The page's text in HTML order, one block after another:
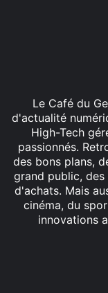
Le Café du
d'actualité
High-Tech
passionnés.
des bons plans,
grand public,
d'achats. Mais
cinéma, du
innovations